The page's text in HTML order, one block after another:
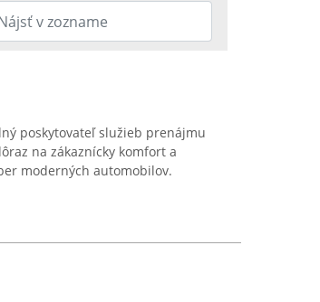
poskytovateľ služieb prenájmu
na zákaznícky komfort a
moderných automobilov.